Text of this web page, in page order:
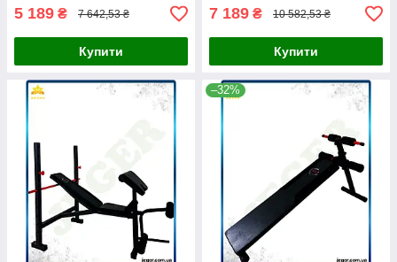
5 189 ₴ 7 642,53 ₴
Купити
7 189 ₴ 10 582,53 ₴
Купити
–32%